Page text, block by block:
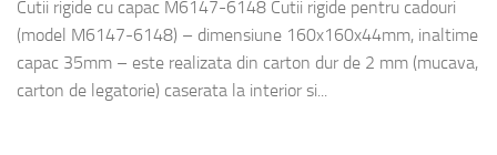
Cutii rigide cu capac M6147-6148 Cutii rigide pentru cadouri
(model M6147-6148) – dimensiune 160x160x44mm, inaltime
capac 35mm – este realizata din carton dur de 2 mm (mucava,
carton de legatorie) caserata la interior si...